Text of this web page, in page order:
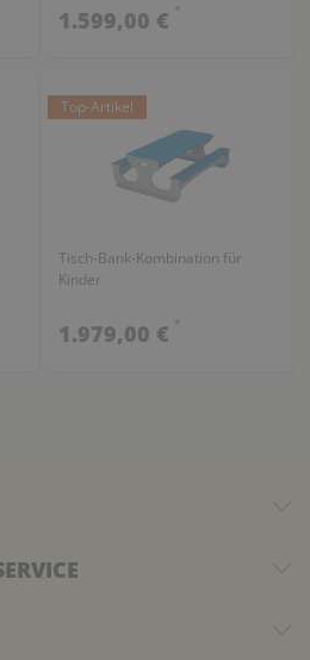
1.599,00 € *
Top-Artikel
Tisch-Bank-Kombination für
Kinder
1.979,00 € *